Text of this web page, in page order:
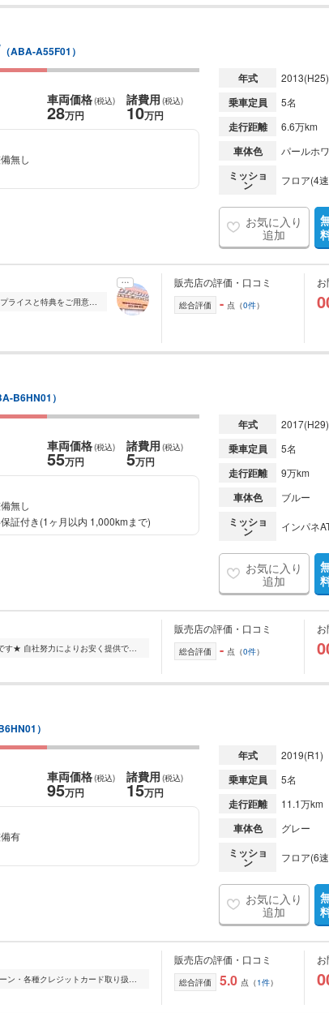
（ABA-A55F01）
車両価格(税込)
28万円
諸費用 (税込)
10万円
無し
年式 2013(H25)
乗車定員 5名
走行距離 6.6万km
車体色 パールホ
ミッショ
ン フロア(4
お気に入り
追加
おかげ様で20周年!即日・即金高価買取中!! お買い得プライスと特典をご用意して皆様をお待ちしております! 御車の事で悩んだら一度G.T.オートへご連絡下さい 必ずお客...
販売店の評価・口コミ
総合評価 - 点（0件）
お
B6HN01）
車両価格(税込)
55万円
諸費用 (税込)
5万円
無し
証付き(1ヶ月以内 1,000kmまで)
年式 2017(H29)
乗車定員 5名
走行距離 9万km
車体色 ブルー
ミッショ
ン インパネ
お気に入り
追加
茨城県坂東市にある「マヒアインターナショナル」です★ 自社努力によりお安く提供できるようにしております。 ハイエース、キャラバンを中心に国産車を常時50台以上展示...
販売店の評価・口コミ
総合評価 - 点（0件）
お
）
車両価格(税込)
95万円
諸費用 (税込)
15万円
有
年式 2019(R1)
乗車定員 5名
走行距離 11.1万km
車体色 グレー
ミッショ
ン フロア(6
お気に入り
追加
ご覧頂きましてありがとうございます。 ☆オートローン・各種クレジットカード取り扱い店☆ 取り扱いを開始しました。 詳細はスタッフまでご相談ください。 当店では...
販売店の評価・口コミ
総合評価 5.0 点（1件）
お